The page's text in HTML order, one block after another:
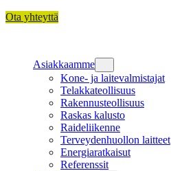
Ota yhteyttä
Asiakkaamme
Kone- ja laitevalmistajat
Telakkateollisuus
Rakennusteollisuus
Raskas kalusto
Raideliikenne
Terveydenhuollon laitteet
Energiaratkaisut
Referenssit